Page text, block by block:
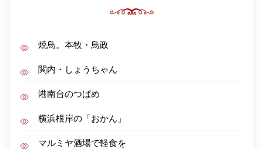
焼鳥。本牧・鳥政
関内・しょうちゃん
港南台のつばめ
横浜根岸の「おかん」
マルミヤ酒場で軽食を